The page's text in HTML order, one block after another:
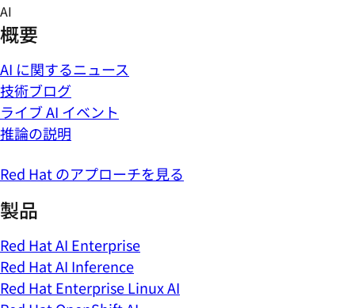
Skip
to
content
AI
概要
AI に関するニュース
技術ブログ
ライブ AI イベント
推論の説明
Red Hat のアプローチを見る
製品
Red Hat AI Enterprise
Red Hat AI Inference
Red Hat Enterprise Linux AI